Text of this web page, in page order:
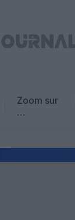
Zoom sur
…